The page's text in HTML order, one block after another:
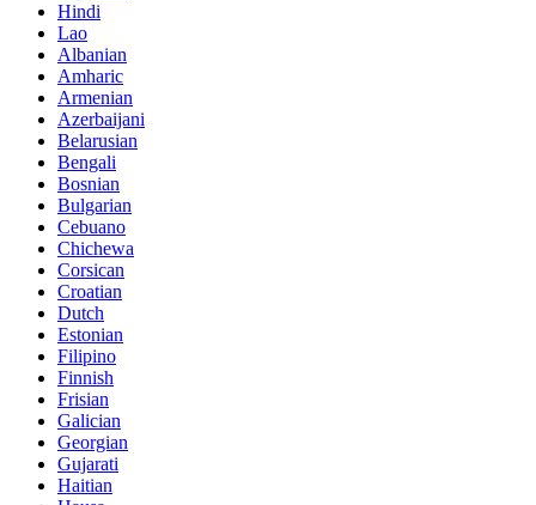
Hindi
Lao
Albanian
Amharic
Armenian
Azerbaijani
Belarusian
Bengali
Bosnian
Bulgarian
Cebuano
Chichewa
Corsican
Croatian
Dutch
Estonian
Filipino
Finnish
Frisian
Galician
Georgian
Gujarati
Haitian